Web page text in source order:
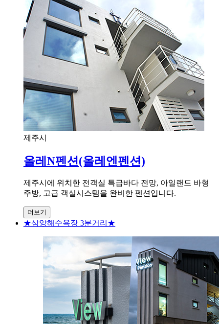
제주시
올레N펜션(올레엔펜션)
제주시에 위치한 전객실 특급바다 전망, 아일랜드 바형
주방, 고급 객실시스템을 완비한 펜션입니다.
더보기
★삼양해수욕장 3분거리★